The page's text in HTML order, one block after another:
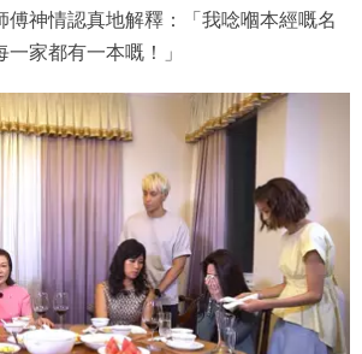
傅神情認真地解釋：「我唸嗰本經嘅名
家都有一本嘅！」